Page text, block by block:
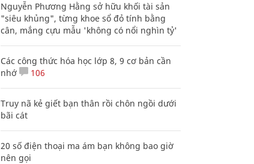
Nguyễn Phương Hằng sở hữu khối tài sản
"siêu khủng", từng khoe sổ đỏ tính bằng
cân, mắng cựu mẫu 'không có nổi nghìn tỷ'
Các công thức hóa học lớp 8, 9 cơ bản cần
nhớ
106
Truy nã kẻ giết bạn thân rồi chôn ngồi dưới
bãi cát
20 số điện thoại ma ám bạn không bao giờ
nên gọi